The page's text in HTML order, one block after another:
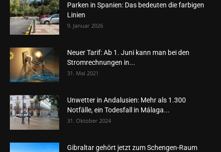
Parken in Spanien: Das bedeuten die farbigen
Linien
9. Januar 2026
Neuer Tarif: Ab 1. Juni kann man bei den
Stromrechnungen in...
31. Mai 2021
Unwetter in Andalusien: Mehr als 1.300
Notfälle, ein Todesfall in Málaga...
31. Oktober 2024
Gibraltar gehört jetzt zum Schengen-Raum